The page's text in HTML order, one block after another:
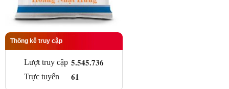
Thống kê truy cập
Lượt truy cập 5.545.736
Trực tuyến 61